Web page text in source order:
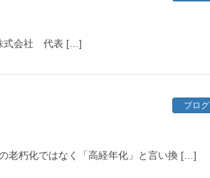
式会社 代表 […]
ブログ
老朽化ではなく「高経年化」と言い換 […]